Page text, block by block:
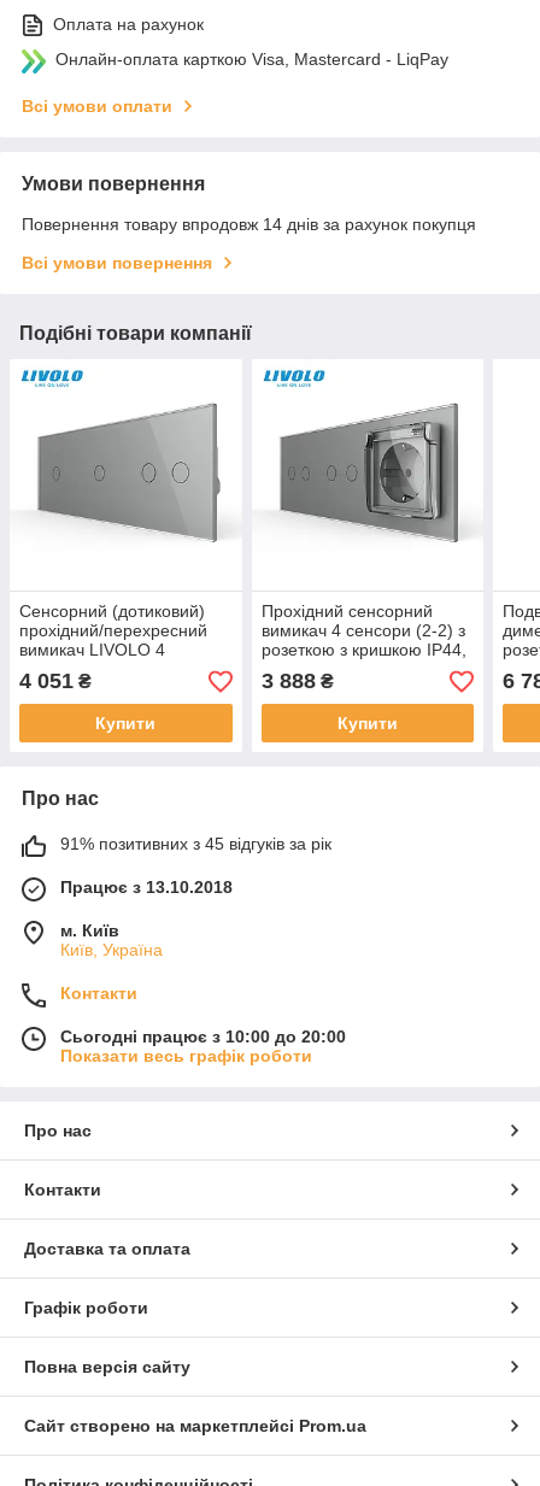
Оплата на рахунок
Онлайн-оплата карткою Visa, Mastercard - LiqPay
Всі умови оплати
Умови повернення
Повернення товару впродовж 14 днів за рахунок покупця
Всі умови повернення
Подібні товари компанії
Сенсорний (дотиковий)
прохідний/перехресний
вимикач LIVOLO 4
сенсори (1-1-2) сірий скло
4 051 ₴
Купити
Прохідний сенсорний
вимикач 4 сенсори (2-2) з
розеткою з кришкою IP44,
LIVOLO сірий скло
3 888₴
Купити
6
Про нас
91% позитивних з 45 відгуків за рік
Працює з 13.10.2018
м. Київ
Київ, Україна
Контакти
Сьогодні працює з 10:00 до 20:00
Показати весь графік роботи
Про нас
Контакти
Доставка та оплата
Графік роботи
Повна версія сайту
Сайт створено на маркетплейсі Prom.ua